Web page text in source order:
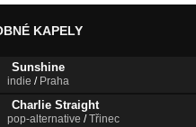
KAPELY
Sunshine
indie / Praha
Charlie Straight
pop-alternative /Třinec